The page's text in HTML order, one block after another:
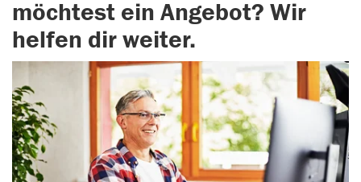
möchtest ein Angebot? Wir
helfen dir weiter.